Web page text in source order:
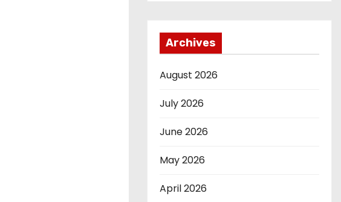
Archives
August 2026
July 2026
June 2026
May 2026
April 2026